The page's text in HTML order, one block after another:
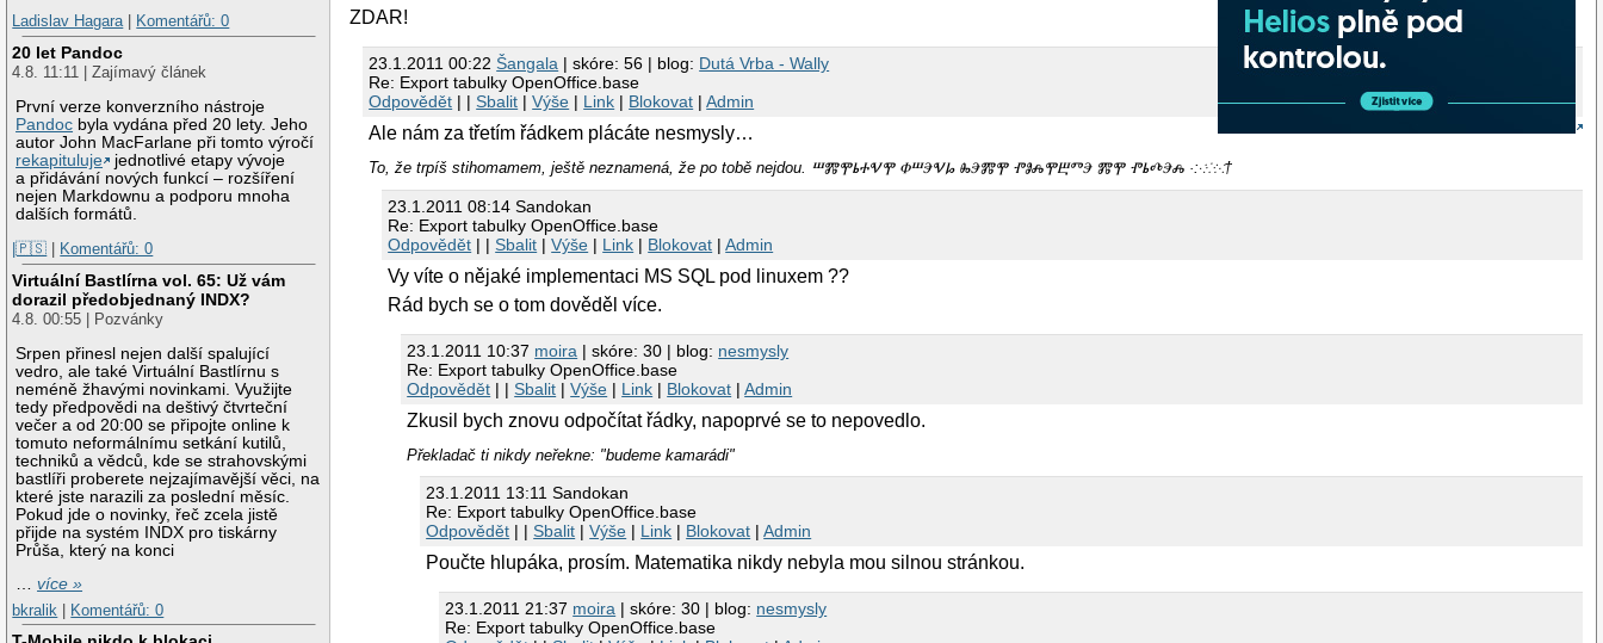
Ladislav Hagara| Komentářů: 0
20 let Pandoc
4.8. 11:11 | Zajímavý článek
První verze konverzního nástroje
Pandoc byla vydána před 20 lety. Jeho
autor John MacFarlane při tomto výročí
rekapituluje
jednotlivé etapy vývoje
a přidávání nových funkcí – rozšíření
nejen Markdownu a podporu mnoha
dalších formátů.
|🇵🇸
Komentářů: 0
Virtuální Bastlírna vol. 65: Už vám
dorazil předobjednaný INDX?
4.8. 00:55 | Pozvánky
Srpen přinesl nejen další spalující
vedro, ale také Virtuální Bastlírnu s
neméně žhavými novinkami. Využijte
tedy předpovědi na deštivý čtvrteční
večer a od 20:00 se připojte online k
tomuto neformálnímu setkání kutilů,
techniků a vědců, kde se strahovskými
bastlíři proberete nejzajímavější věci, na
které jste narazili za poslední měsíc.
Pokud jde o novinky, řeč zcela jistě
přijde na systém INDX pro tiskárny
Průša, který na konci
…více »
bkralik | Komentářů: 0
ZDAR!
23.1.2011 00:22Šangala | skóre: 56 | blog: Dutá Vrba - Wally
Re: Export tabulky OpenOffice.base
Odpovědět | |Sbalit |Výše | Link | Blokovat |Admin
Ale nám za třetím řádkem plácáte nesmysly…
To, že trpíš stihomamem, ještě neznamená, že po tobě nejdou. ⰞⰏⰉⰓⰀⰜⰉ ⰗⰞⰅⰜⰘ ⰈⰅⰏⰉ ⰒⰑⰎⰉⰁⰕⰅ ⰏⰉ ⰒⰓⰄⰅⰎ ·:⁖⁘⁙†
23.1.2011 08:14 Sandokan
Re: Export tabulky OpenOffice.base
Odpovědět | |Sbalit |Výše | Link | Blokovat |Admin
Vy víte o nějaké implementaci MS SQL pod linuxem ??
Rád bych se o tom dověděl více.
23.1.2011 10:37 moira | skóre: 30 | blog: nesmysly
Re: Export tabulky OpenOffice.base
Odpovědět | |Sbalit |Výše | Link | Blokovat |Admin
Zkusil bych znovu odpočítat řádky, napoprvé se to nepovedlo.
Překladač ti nikdy neřekne: "budeme kamarádi"
23.1.2011 13:11 Sandokan
Re: Export tabulky OpenOffice.base
Odpovědět | |Sbalit |Výše | Link | Blokovat |Admin
Poučte hlupáka, prosím. Matematika nikdy nebyla mou silnou stránkou.
23.1.2011 21:37 moira | skóre: 30 | blog: nesmysly
Re: Export tabulky OpenOffice.base